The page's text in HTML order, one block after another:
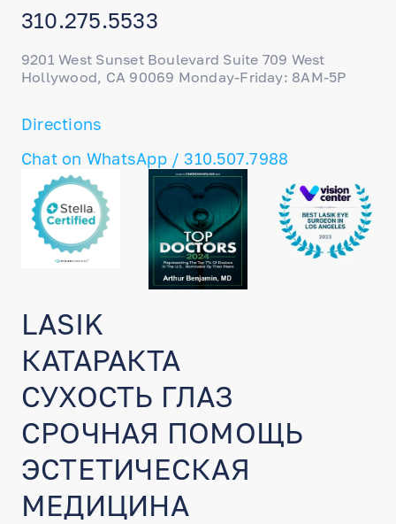
LASIK
КАТАРАКТА
СУХОСТЬ ГЛАЗ
СРОЧНАЯ ПОМОЩЬ
ЭСТЕТИЧЕСКАЯ
МЕДИЦИНА
310.275.5533
9201 West Sunset Boulevard Suite 709 West
Hollywood, CA 90069 Monday-Friday: 8AM-5P
Directions
Chat on WhatsApp / 310.507.7988